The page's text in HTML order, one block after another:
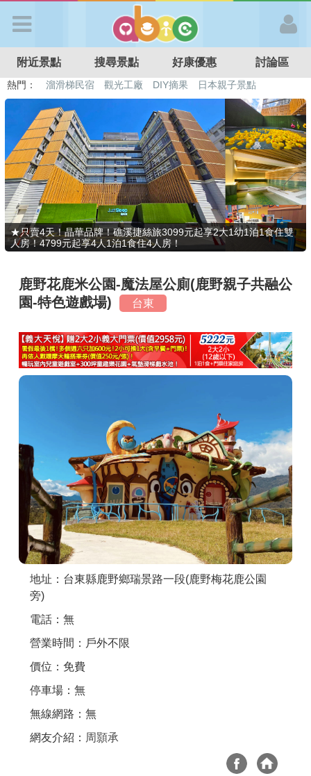
APP登入
首 頁
搜尋景點
好康優惠
最新消息
最新留言
商家合作
聯絡我們
APP下載
附近景點 搜尋景點 好康優惠 討論區
熱門： 溜滑梯民宿 觀光工廠 DIY摘果
日本親子景點
特色遊戲場
親子住房優惠 台北親子餐廳 溫泉泡湯SPA
★只賣4天！晶華品牌！礁溪捷絲旅3099元起享2大1幼1泊1食住雙
人房！4799元起享4人1泊1食住4人房！
鹿野花鹿米公園-魔法屋公廁(鹿野親子共融公
園-特色遊戲場)
台東
地址：台東縣鹿野鄉瑞景路一段(鹿野梅花鹿公園
旁)
電話：無
營業時間：戶外不限
價位：免費
停車場：無
無線網路：無
網友介紹： 周顥承